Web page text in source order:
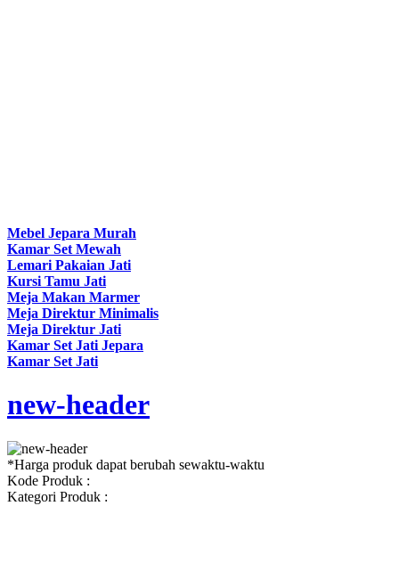
Mebel Jepara Murah
Kamar Set Mewah
Lemari Pakaian Jati
Kursi Tamu Jati
Meja Makan Marmer
Meja Direktur Minimalis
Meja Direktur Jati
Kamar Set Jati Jepara
Kamar Set Jati
new-header
*Harga produk dapat berubah sewaktu-waktu
Kode Produk :
Kategori Produk :